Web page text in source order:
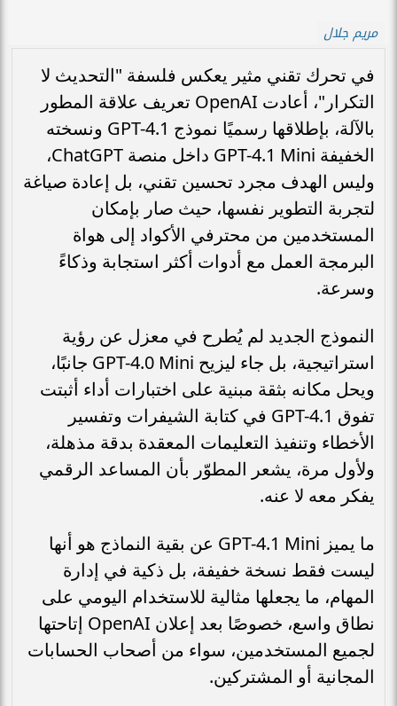
مريم جلال
في تحرك تقني مثير يعكس فلسفة "التحديث لا
التكرار"، أعادت OpenAI تعريف علاقة المطور
بالآلة، بإطلاقها رسميًا نموذج GPT-4.1 ونسخته
الخفيفة GPT-4.1 Mini داخل منصة ChatGPT،
وليس الهدف مجرد تحسين تقني، بل إعادة صياغة
لتجربة التطوير نفسها، حيث صار بإمكان
المستخدمين من محترفي الأكواد إلى هواة
البرمجة العمل مع أدوات أكثر استجابة وذكاءً
وسرعة.
النموذج الجديد لم يُطرح في معزل عن رؤية
استراتيجية، بل جاء ليزيح GPT-4.0 Mini جانبًا،
ويحل مكانه بثقة مبنية على اختبارات أداء أثبتت
تفوق GPT-4.1 في كتابة الشيفرات وتفسير
الأخطاء وتنفيذ التعليمات المعقدة بدقة مذهلة،
ولأول مرة، يشعر المطوّر بأن المساعد الرقمي
يفكر معه لا عنه.
ما يميز GPT-4.1 Mini عن بقية النماذج هو أنها
ليست فقط نسخة خفيفة، بل ذكية في إدارة
المهام، ما يجعلها مثالية للاستخدام اليومي على
نطاق واسع، خصوصًا بعد إعلان OpenAI إتاحتها
لجميع المستخدمين، سواء من أصحاب الحسابات
المجانية أو المشتركين.